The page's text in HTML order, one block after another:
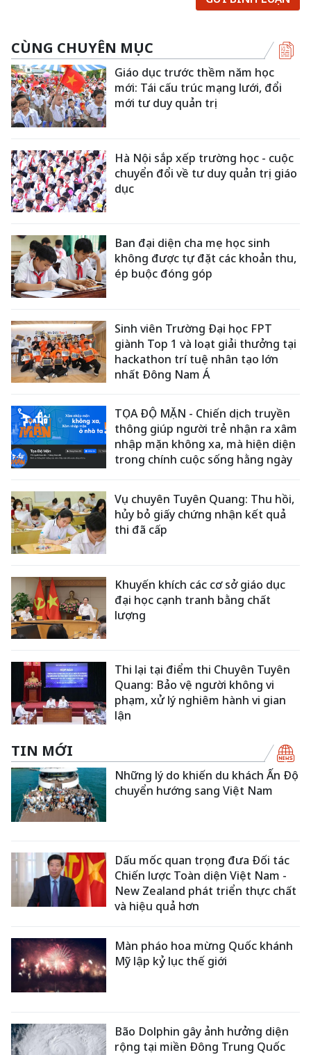
CÙNG CHUYÊN MỤC
Giáo dục trước thềm năm học
mới: Tái cấu trúc mạng lưới, đổi
mới tư duy quản trị
Hà Nội sắp xếp trường học - cuộc
chuyển đổi về tư duy quản trị giáo
dục
Ban đại diện cha mẹ học sinh
không được tự đặt các khoản thu,
ép buộc đóng góp
Sinh viên Trường Đại học FPT
giành Top 1 và loạt giải thưởng tại
hackathon trí tuệ nhân tạo lớn
nhất Đông Nam Á
TỌA ĐỘ MẶN - Chiến dịch truyền
thông giúp người trẻ nhận ra xâm
nhập mặn không xa, mà hiện diện
trong chính cuộc sống hằng ngày
Vụ chuyên Tuyên Quang: Thu hồi,
hủy bỏ giấy chứng nhận kết quả
thi đã cấp
Khuyến khích các cơ sở giáo dục
đại học cạnh tranh bằng chất
lượng
Thi lại tại điểm thi Chuyên Tuyên
Quang: Bảo vệ người không vi
phạm, xử lý nghiêm hành vi gian
lận
TIN MỚI
Những lý do khiến du khách Ấn Độ
chuyển hướng sang Việt Nam
Dấu mốc quan trọng đưa Đối tác
Chiến lược Toàn diện Việt Nam -
New Zealand phát triển thực chất
và hiệu quả hơn
Màn pháo hoa mừng Quốc khánh
Mỹ lập kỷ lục thế giới
Bão Dolphin gây ảnh hưởng diện
rộng tại miền Đông Trung Quốc